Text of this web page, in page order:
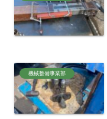
機械整備事業部